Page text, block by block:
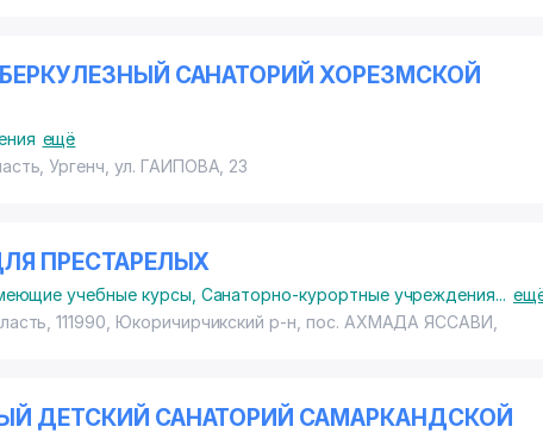
САНАТОРИЙ ХОРЕЗМСКОЙ
ещё
Ургенч, ул. ГАИПОВА , 23
ПРЕСТАРЕЛЫХ
учебные курсы Санаторно-курортные учреждения...
111990, Юкоричирчикский р-н, пос. АХМАДА ЯССАВИ
ДЕТСКИЙ САНАТОРИЙ САМАРКАНДСКОЙ